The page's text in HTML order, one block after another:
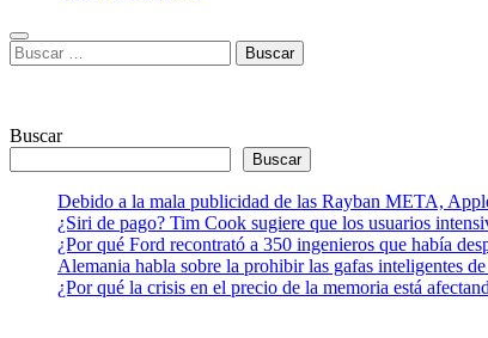
Buscar:
Buscar
Buscar
Debido a la mala publicidad de las Rayban META,
¿Siri de pago? Tim Cook sugiere que los usuarios
¿Por qué Ford recontrató a 350 ingenieros que había
Alemania habla sobre la prohibir las gafas inteligentes
¿Por qué la crisis en el precio de la memoria está